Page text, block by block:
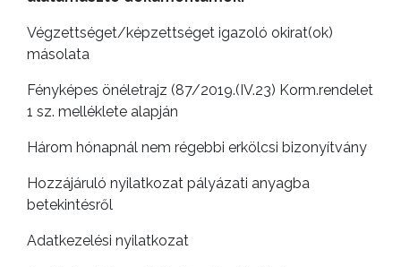
E-
TESTÜLETI
KISTÉRSÉG
GYÖNGYÖS
Végzettséget/képzettséget igazoló okirat(ok)
másolata
Fényképes önéletrajz (87/2019.(IV.23) Korm.rendelet
1 sz. melléklete alapján
Három hónapnál nem régebbi erkölcsi bizonyítvány
Hozzájáruló nyilatkozat pályázati anyagba
betekintésről
Adatkezelési nyilatkozat